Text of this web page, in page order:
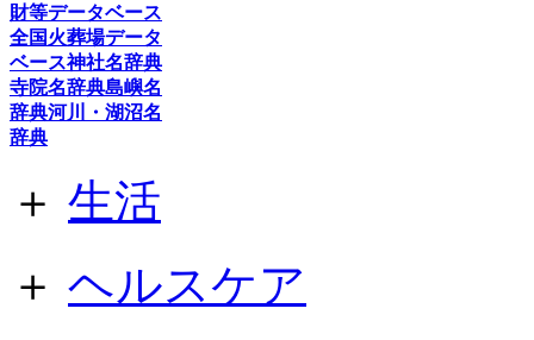
財等データベース
全国火葬場データ
ベース神社名辞典
寺院名辞典島嶼名
辞典河川・湖沼名
辞典
＋ 生活
＋ ヘルスケア